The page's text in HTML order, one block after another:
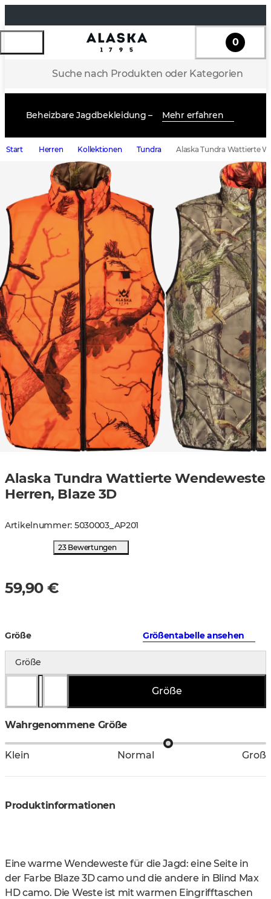
Suche nach Produkten oder Kategorien
0
Beheizbare Jagdbekleidung – Mehr erfahren
Start Herren Kollektionen Tundra Alaska Tundra Wattierte
Alaska Tundra Wattierte Wendeweste
Herren, Blaze 3D
Artikelnummer: 5030003_ AP201
23 Bewertungen
59,90 €
Größe Größentabelle ansehen
Größe
Größe
Wahrgenommene Größe
Klein Normal Groß
Produktinformationen
Eine warme Wendeweste für die Jagd: eine Seite in
der Farbe Blaze 3D camo und die andere in Blind Max
HD camo. Die Weste ist mit warmen Eingrifftaschen